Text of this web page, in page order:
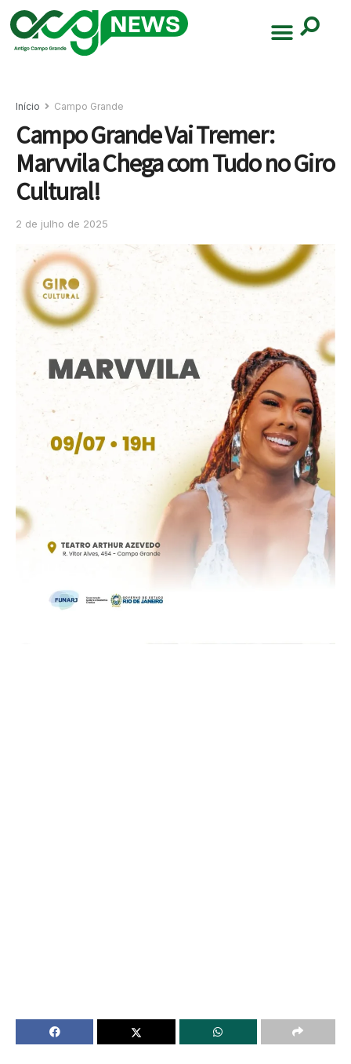
Início Campo Grande
Campo Grande Vai Tremer:
Marvvila Chega com Tudo no Giro
Cultural!
2 de julho de 2025